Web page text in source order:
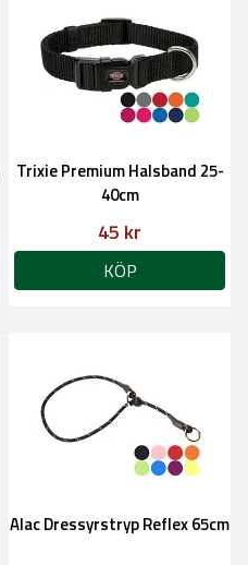
Trixie Premium Halsband 25-
40cm
45 kr
KÖP
Alac Dressyrstryp Reflex 65cm